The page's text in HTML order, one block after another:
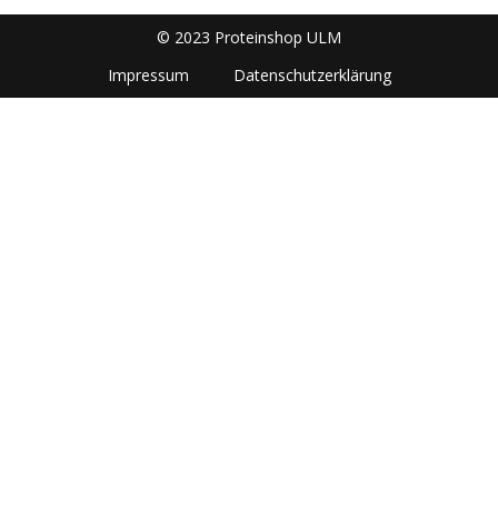
© 2023 Proteinshop ULM
Impressum
Datenschutzerklärung